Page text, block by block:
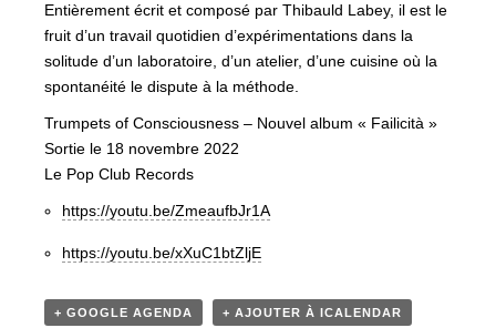
Entièrement écrit et composé par Thibauld Labey, il est le
fruit d’un travail quotidien d’expérimentations dans la
solitude d’un laboratoire, d’un atelier, d’une cuisine où la
spontanéité le dispute à la méthode.
Trumpets of Consciousness – Nouvel album « Failicità »
Sortie le 18 novembre 2022
Le Pop Club Records
https://youtu.be/ZmeaufbJr1A
https://youtu.be/xXuC1btZljE
+ GOOGLE AGENDA + AJOUTER À ICALENDAR